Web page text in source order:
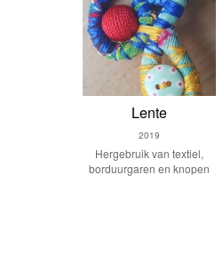
Lente
2019
Hergebruik van textiel,
borduurgaren en knopen